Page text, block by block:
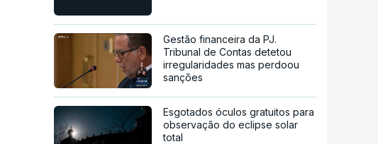
Gestão financeira da PJ.
Tribunal de Contas detetou
irregularidades mas perdoou
sanções
Esgotados óculos gratuitos para
observação do eclipse solar
total